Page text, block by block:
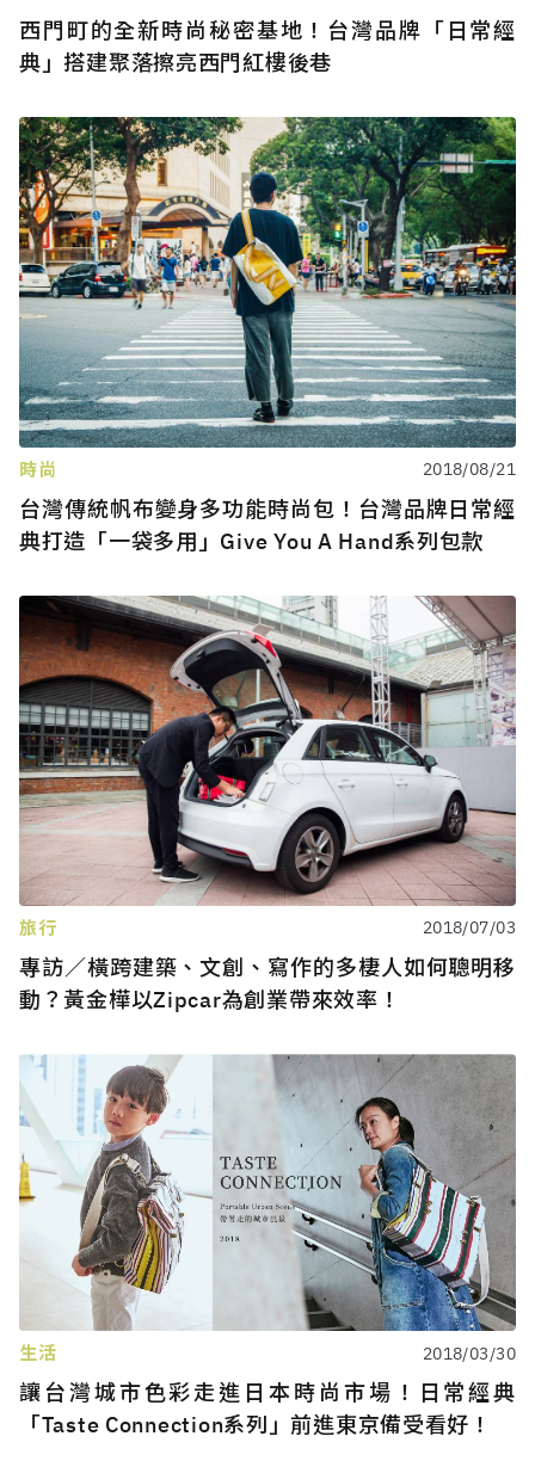
西門町的全新時尚秘密基地！台灣品牌「日常經
典」搭建聚落擦亮西門紅樓後巷
時尚 2018/08/21
台灣傳統帆布變身多功能時尚包！台灣品牌日常經
典打造「一袋多用」Give You A Hand系列包款
旅行 2018/07/03
專訪／橫跨建築、文創、寫作的多棲人如何聰明移
動？黃金樺以Zipcar為創業帶來效率！
生活 2018/03/30
讓台灣城市色彩走進日本時尚市場！日常經典
「Taste Connection系列」前進東京備受看好！